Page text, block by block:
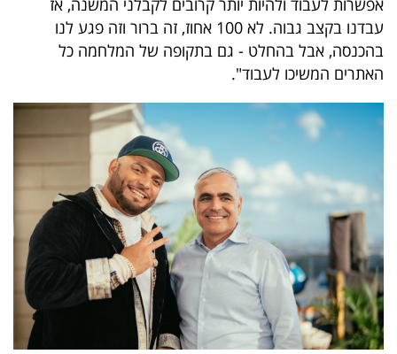
אפשרות לעבוד ולהיות יותר קרובים לקבלני המשנה, אז
עבדנו בקצב גבוה. לא 100 אחוז, זה ברור וזה פגע לנו
בהכנסה, אבל בהחלט - גם בתקופה של המלחמה כל
האתרים המשיכו לעבוד".